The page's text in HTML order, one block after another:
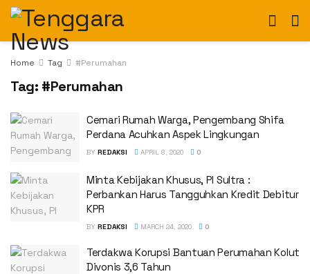
Home Tag #Perumahan
Tag: #Perumahan
Cemari Rumah Warga, Pengembang Shifa
Perdana Acuhkan Aspek Lingkungan
BY REDAKSI APRIL 8, 2020 0
Minta Kebijakan Khusus, PI Sultra :
Perbankan Harus Tangguhkan Kredit Debitur
KPR
BY REDAKSI MARCH 24, 2020 0
Terdakwa Korupsi Bantuan Perumahan Kolut
Divonis 3,6 Tahun